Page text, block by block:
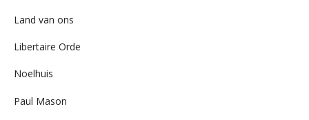
Land van ons
Libertaire Orde
Noelhuis
Paul Mason